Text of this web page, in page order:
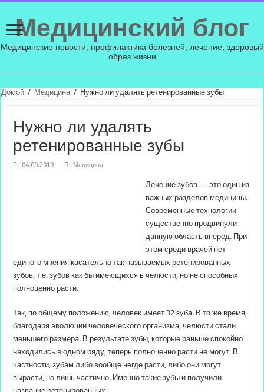
Медицинский блог
Медицинские новости, профилактика болезней, лечение, здоровый
образ жизни
Домой / Медицина / Нужно ли удалять ретенированные зубы
Нужно ли удалять
ретенированные зубы
04.09.2019 Медицина
Лечение зубов — это один из
важных разделов медицины.
Современные технологии
существенно продвинули
данную область вперед. При
этом среди врачей нет
единого мнения касательно так называемых ретенированных
зубов, т.е. зубов как бы имеющихся в челюсти, но не способных
полноценно расти.
Так, по общему положению, человек имеет 32 зуба. В то же время,
благодаря эволюции человеческого организма, челюсти стали
меньшего размера. В результате зубы, которые раньше спокойно
находились в одном ряду, теперь полноценно расти не могут. В
частности, зубам либо вообще негде расти, либо они могут
вырасти, но лишь частично. Именно такие зубы и получили